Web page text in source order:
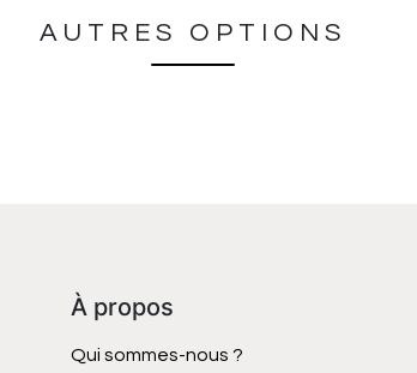
AUTRES OPTIONS
À propos
Qui sommes-nous ?